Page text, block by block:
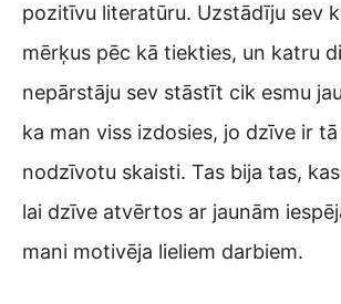
pozitīvu literatūru. Uzstādīju sev
mērķus pēc kā tiekties, un katru
nepārstāju sev stāstīt cik esmu
ka man viss izdosies, jo dzīve ir
nodzīvotu skaisti. Tas bija tas,
lai dzīve atvērtos ar jaunām
mani motivēja lieliem darbiem.